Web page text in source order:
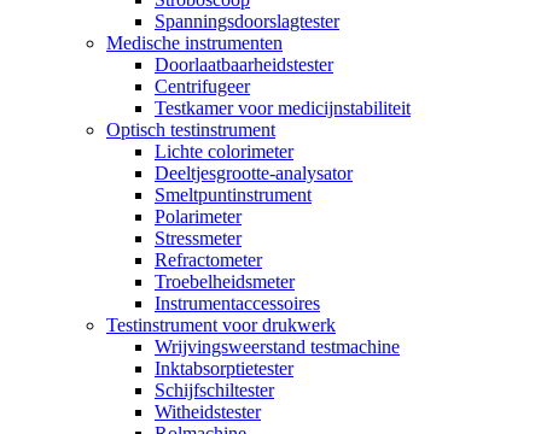
Spanningsdoorslagtester
Medische instrumenten
Doorlaatbaarheidstester
Centrifugeer
Testkamer voor medicijnstabiliteit
Optisch testinstrument
Lichte colorimeter
Deeltjesgrootte-analysator
Smeltpuntinstrument
Polarimeter
Stressmeter
Refractometer
Troebelheidsmeter
Instrumentaccessoires
Testinstrument voor drukwerk
Wrijvingsweerstand testmachine
Inktabsorptietester
Schijfschiltester
Witheidstester